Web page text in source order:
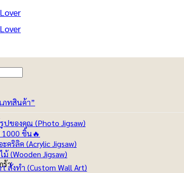
ร้า
ภทสินค้า”
ปของคุณ (Photo Jigsaw)
1000 ชิ้น🔥
ะคริลิค (Acrylic Jigsaw)
ม้ (Wooden Jigsaw)
สั่งทำ (Custom Wall Art)